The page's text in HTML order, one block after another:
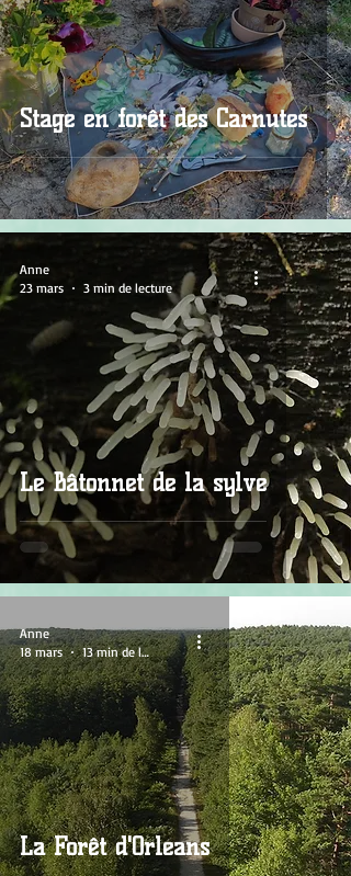
Stage en forêt des Carnutes
Le Bâtonnet de la sylve
Anne
23 mars
3 min de lecture
La Forêt d'Orléans
Anne
18 mars
13 min de lecture